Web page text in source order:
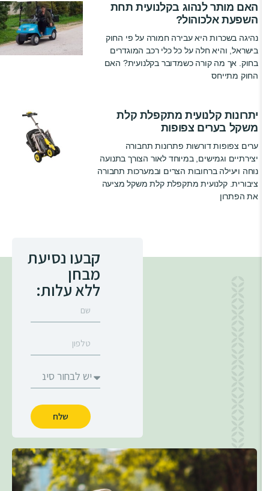
האם מותר לנהוג בקלנועית תחת
השפעת אלכוהול?
נהיגה בשכרות היא עבירה חמורה על פי החוק
בישראל, והיא חלה על כל כלי רכב המוגדרים
בחוק. אך מה קורה כשמדובר בקלנועית? האם
החוק מתייחס
יתרונות קלנועית מתקפלת קלת
משקל בערים צפופות
ערים צפופות דורשות פתרונות תחבורה
יצירתיים וגמישים, במיוחד לאור הצורך בתנועה
נוחה ויעילה ברחובות הצרים ובמערכות תחבורה
ציבורית. קלנועית מתקפלת קלת משקל מציעה
את הפתרון
קבעו נסיעת
מבחן
ללא עלות:
שלח